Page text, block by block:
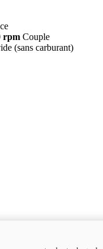
rpm Couple
(sans carburant)